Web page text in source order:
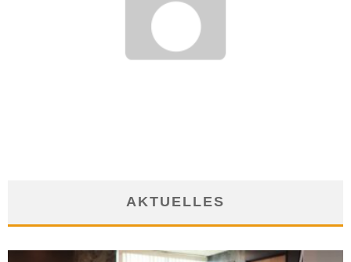
AKTUELLES